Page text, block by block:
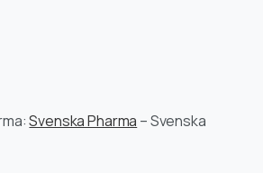
Svenska Pharma – Svenska